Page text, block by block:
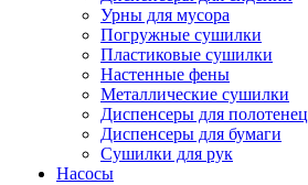
Урны для мусора
Погружные сушилки
Пластиковые сушилки
Настенные фены
Металлические сушилки
Диспенсеры для полотенец
Диспенсеры для бумаги
Сушилки для рук
Насосы